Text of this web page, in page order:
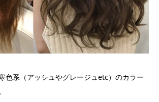
色系（アッシュやグレージュetc）のカラー